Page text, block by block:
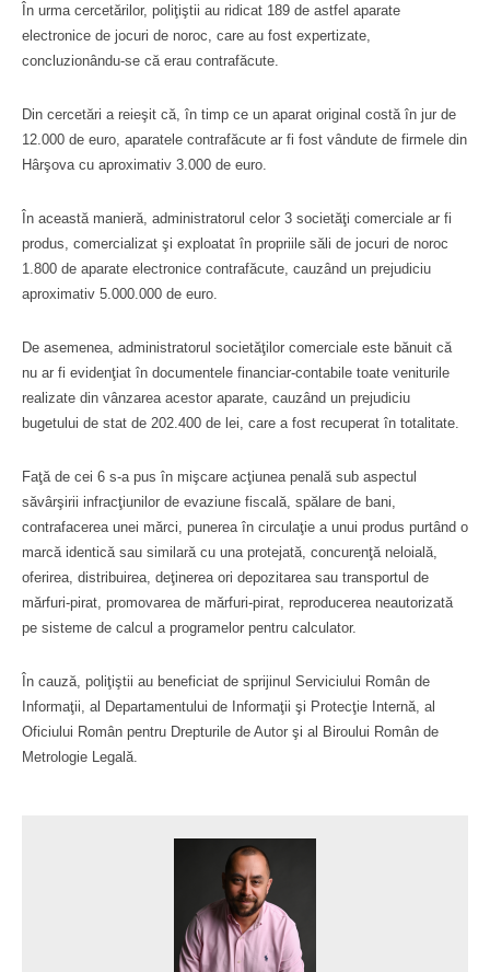
În urma cercetărilor, poliţiştii au ridicat 189 de astfel aparate
electronice de jocuri de noroc, care au fost expertizate,
concluzionându-se că erau contrafăcute.
Din cercetări a reieşit că, în timp ce un aparat original costă în jur de
12.000 de euro, aparatele contrafăcute ar fi fost vândute de firmele din
Hârşova cu aproximativ 3.000 de euro.
În această manieră, administratorul celor 3 societăţi comerciale ar fi
produs, comercializat şi exploatat în propriile săli de jocuri de noroc
1.800 de aparate electronice contrafăcute, cauzând un prejudiciu
aproximativ 5.000.000 de euro.
De asemenea, administratorul societăţilor comerciale este bănuit că
nu ar fi evidenţiat în documentele financiar-contabile toate veniturile
realizate din vânzarea acestor aparate, cauzând un prejudiciu
bugetului de stat de 202.400 de lei, care a fost recuperat în totalitate.
Faţă de cei 6 s-a pus în mişcare acţiunea penală sub aspectul
săvârşirii infracţiunilor de evaziune fiscală, spălare de bani,
contrafacerea unei mărci, punerea în circulaţie a unui produs purtând o
marcă identică sau similară cu una protejată, concurenţă neloială,
oferirea, distribuirea, deţinerea ori depozitarea sau transportul de
mărfuri-pirat, promovarea de mărfuri-pirat, reproducerea neautorizată
pe sisteme de calcul a programelor pentru calculator.
În cauză, poliţiştii au beneficiat de sprijinul Serviciului Român de
Informaţii, al Departamentului de Informaţii şi Protecţie Internă, al
Oficiului Român pentru Drepturile de Autor şi al Biroului Român de
Metrologie Legală.